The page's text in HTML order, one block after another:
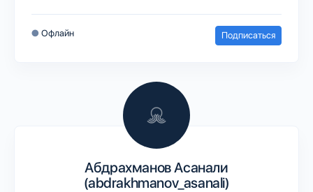
● Офлайн Подписаться
Абдрахманов Асанали
(abdrakhmanov_asanali)